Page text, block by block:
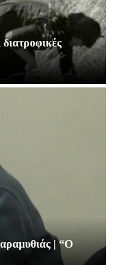
| “Ο